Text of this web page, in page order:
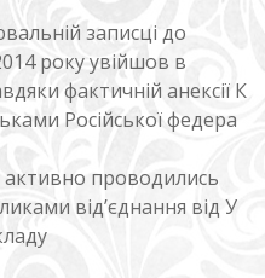
записці до
року увійшов в
фактичній анексії К
Російської федера
активно проводились
від’єднання від У